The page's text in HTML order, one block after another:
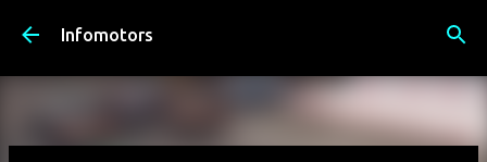
Avançar para o conteúdo principal
Infomotors